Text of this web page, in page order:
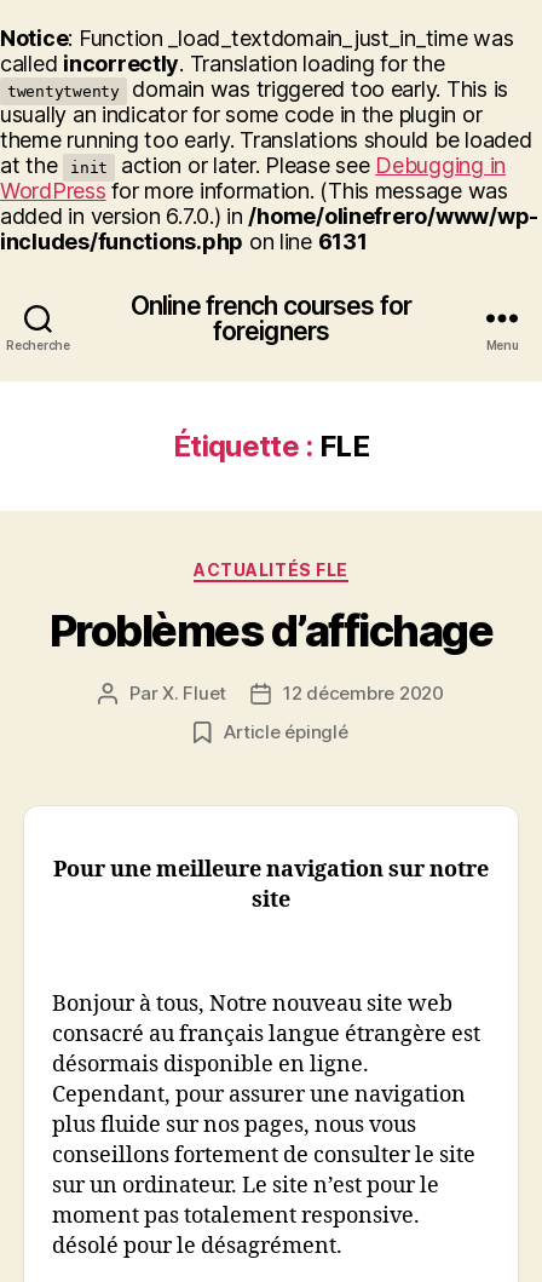
Notice: Function _load_textdomain_just_in_time was
called incorrectly. Translation loading for the
twentytwenty
domain was triggered too early. This is
usually an indicator for some code in the plugin or
theme running too early. Translations should be loaded
at the
init action or later. Please see Debugging in
WordPress for more information. (This message was
added in version 6.7.0.) in /home/olinefrero/www/wp-
includes/functions.php on line 6131
Recherche
Online french courses for
foreigners
Menu
Étiquette : FLE
Catégories
ACTUALITÉS FLE
Problèmes d’affichage
Auteur
ParX. Fluet
Date
de
l’article
12 décembre 2020
Article épinglé
Pour une meilleure navigation sur notre
site
Bonjourà tous, Notre nouveau site web
consacré au français langue étrangère est
désormais disponible en ligne.
Cependant, pour assurer une navigation
plus fluide sur nos pages, nous vous
conseillons fortement de consulter le site
sur un ordinateur. Le site n’est pour le
moment pas totalement responsive.
désolé pour le désagrément.